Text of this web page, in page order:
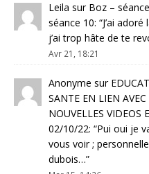
Leila sur Boz –
séance 10: “J’ai
j’ai trop hâte de te
Avr 21, 18:21
Anonyme sur
SANTE EN LIEN AVEC
NOUVELLES VIDEOS
02/10/22: “Pui oui je
vous voir ;
dubois…”